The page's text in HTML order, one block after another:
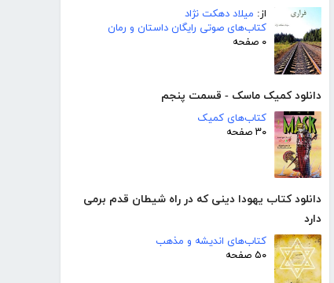
از: میلاد دهکت نژاد
کتاب‌های صوتی رایگان داستان و رمان
۰ صفحه
دانلود کمیک ماسک - قسمت پنجم
کتاب‌های کمیک
۳۰ صفحه
دانلود کتاب یهودا دینی که در راه شیطان قدم برمی
دارد
کتاب‌های اندیشه و مذهب
۵۰ صفحه